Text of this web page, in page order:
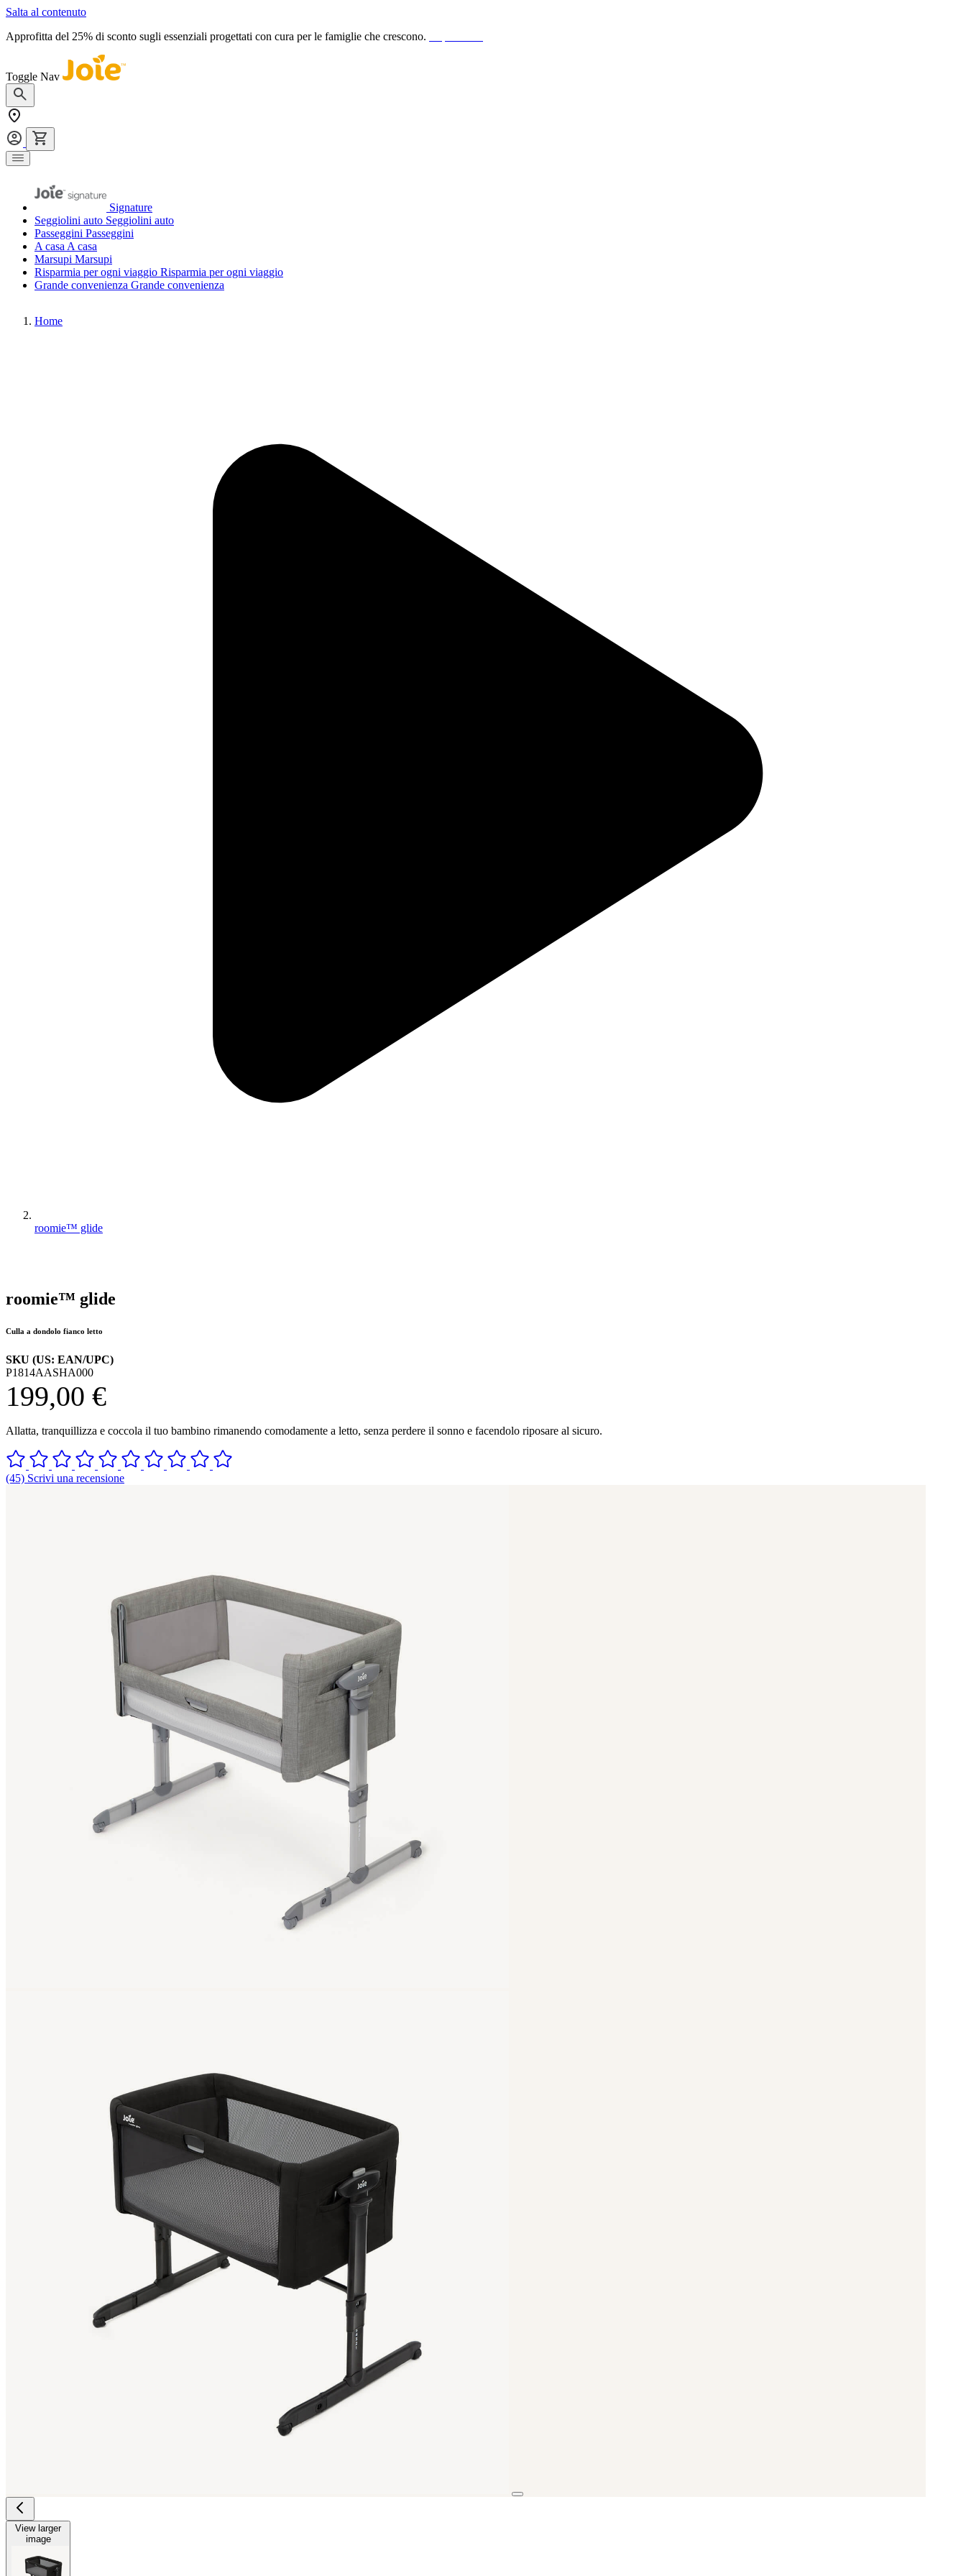
Salta al contenuto
Approfitta del 25% di sconto sugli essenziali progettati con cura per le famiglie che crescono.
Toggle Nav
Signature
Seggiolini auto Seggiolini auto
Passeggini Passeggini
A casaA casa
Marsupi Marsupi
Risparmia per ogni viaggio Risparmia per ogni viaggio
Grande convenienza Grande convenienza
Home
roomie™ glide
roomie™ glide
Culla a dondolo fianco letto
SKU (US: EAN/UPC)
P1814AASHA000
199,00 €
Allatta, tranquillizza e coccola il tuo bambino rimanendo comodamente a letto, senza perdere il sonno e facendolo riposare al sicuro.
(45) Scrivi una recensione
View larger
image